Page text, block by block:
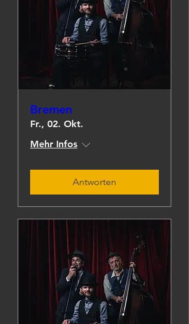
Bremen
Fr., 02. Okt.
Mehr Infos
Antworten